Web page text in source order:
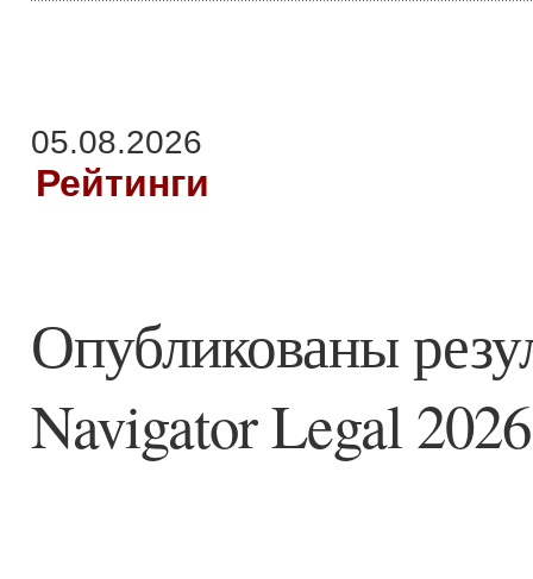
05.08.2026
Рейтинги
Опубликованы
Navigator Legal 2026